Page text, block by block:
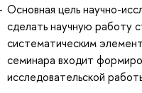
Основная цель научно-
сделать научную работу
систематическим
семинара входит
исследовательской